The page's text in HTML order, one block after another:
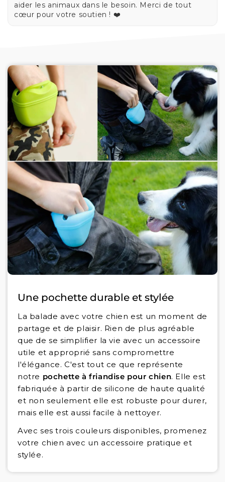
aider les animaux dans le besoin. Merci de tout
cœur pour votre soutien ! ❤️
Une pochette durable et stylée
La balade avec votre chien est un moment de
partage et de plaisir. Rien de plus agréable
que de se simplifier la vie avec un accessoire
utile et approprié sans compromettre
l'élégance. C'est tout ce que représente
notre pochette à friandise pour chien. Elle est
fabriquée à partir de silicone de haute qualité
et non seulement elle est robuste pour durer,
mais elle est aussi facile à nettoyer.
Avec ses trois couleurs disponibles, promenez
votre chien avec un accessoire pratique et
stylée.